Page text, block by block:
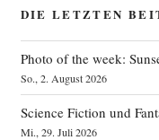
DIE LETZTEN
Photo of the week:
So., 2. August 2026
Science Fiction und
Mi., 29. Juli 2026